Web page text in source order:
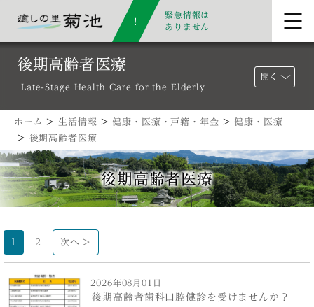
緊急情報は
ありません
後期高齢者医療
Late-Stage Health Care for the Elderly
開く
ホーム >生活情報 >健康・医療・戸籍・年金 >健康・医療
> 後期高齢者医療
後期高齢者医療
1 2 次へ >
2026年08月01日
後期高齢者歯科口腔健診を受けませんか？